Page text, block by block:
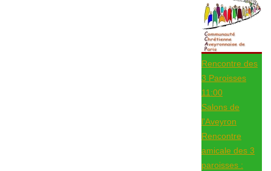
Rencontre des
3 Paroisses
11:00
Salons de
l'Aveyron
Rencontre
amicale des 3
paroisses :